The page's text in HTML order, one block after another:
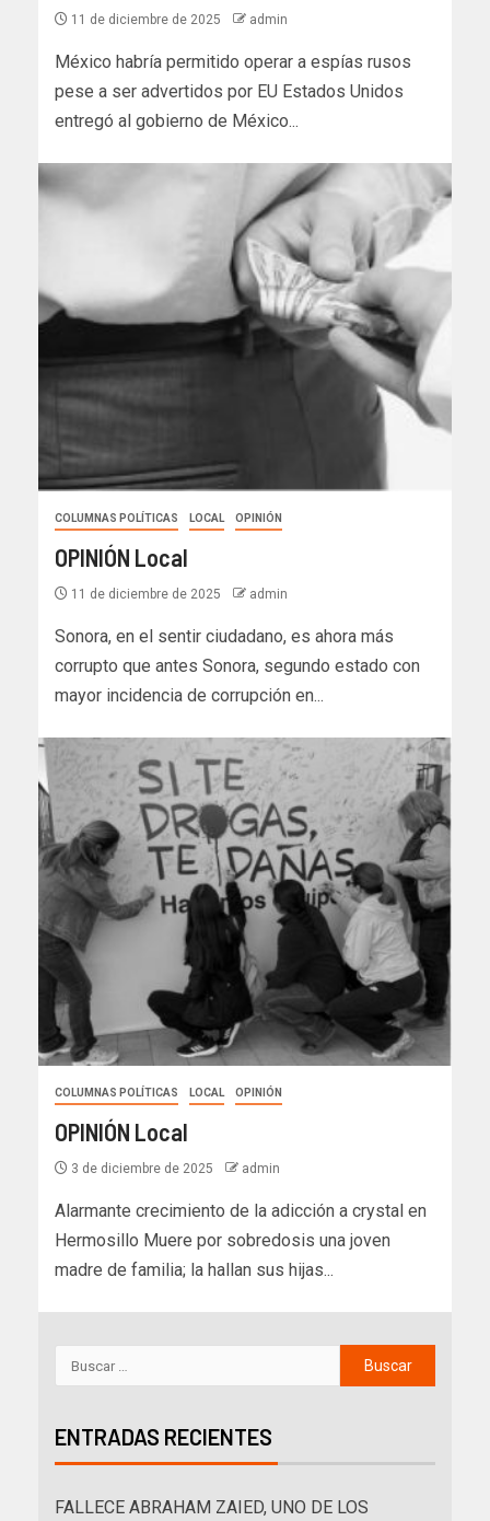
11 de diciembre de 2025 admin
México habría permitido operar a espías rusos
pese a ser advertidos por EU Estados Unidos
entregó al gobierno de México...
COLUMNAS POLÍTICAS LOCAL OPINIÓN
OPINIÓN Local
11 de diciembre de 2025 admin
Sonora, en el sentir ciudadano, es ahora más
corrupto que antes Sonora, segundo estado con
mayor incidencia de corrupción en...
COLUMNAS POLÍTICAS LOCAL OPINIÓN
OPINIÓN Local
3 de diciembre de 2025 admin
Alarmante crecimiento de la adicción a crystal en
Hermosillo Muere por sobredosis una joven
madre de familia; la hallan sus hijas...
ENTRADAS RECIENTES
FALLECE ABRAHAM ZAIED, UNO DE LOS